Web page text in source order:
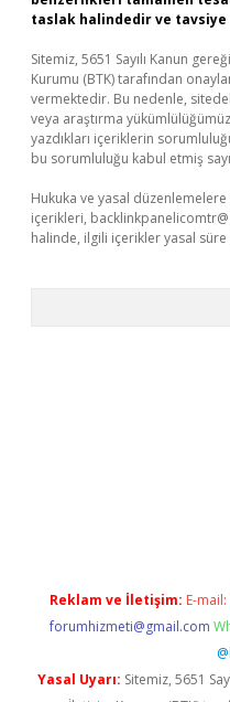
taslak halindedir ve
Sitemiz, 5651 Sayılı Kanun
Kurumu (BTK) tarafından
vermektedir. Bu nedenle,
veya araştırma
yazdıkları içeriklerin
bu sorumluluğu kabul etmiş
Hukuka ve yasal
içerikleri,
halinde, ilgili içerikler yasal süre
Reklam ve İletişim: E-mail:
forumhizmeti@gmail.com
Yasal Uyarı: Sitemiz, 5651